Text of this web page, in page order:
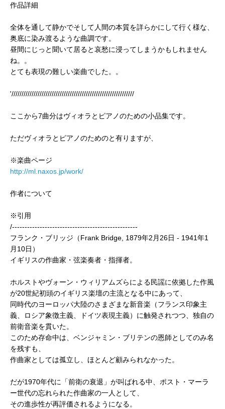
作品詳細
全体を通して静かでそして人間の本質を詳らかにして行く様な、
奥底に染み渡るような曲調です。
昼間にじっと聞いて居ると哀愁に浸ってしまうかもしれません
ね。。
とても表現の難しい楽曲でした。。
'/////////////////////////////////////////////////////////////
ここから7曲分はヴィオラとピアノのための小品集です。
ただヴィオラとピアノのためのと有りますが、
※楽曲ページ
http://ml.naxos.jp/work/
作者について
※引用
/--------------------------------------------------
フランク・ブリッジ（Frank Bridge, 1879年2月26日 - 1941年1
月10日）
イギリスの作曲家・弦楽奏者・指揮者。
ホルストやヴォーン・ウィリアムズらによる民謡に依拠した作風
が20世紀初頭のイギリス楽壇の主流となる中にあって、
同時代のヨーロッパ大陸のさまざまな新音楽（フランス印象主
義、ロシア象徴主義、ドイツ表現主義）に触発されつつ、独自の
前衛音楽を貫いた。
このため存命中は、ベンジャミン・ブリテンの恩師としてのみ名
を残すも、
作曲家としては孤立し、ほとんど顧みられなかった。
だが1970年代に「前衛の衰退」が叫ばれる中、ポスト・マーラ
ー世代の忘れられた作曲家の一人として、
その進歩性が再評価されるようになる。